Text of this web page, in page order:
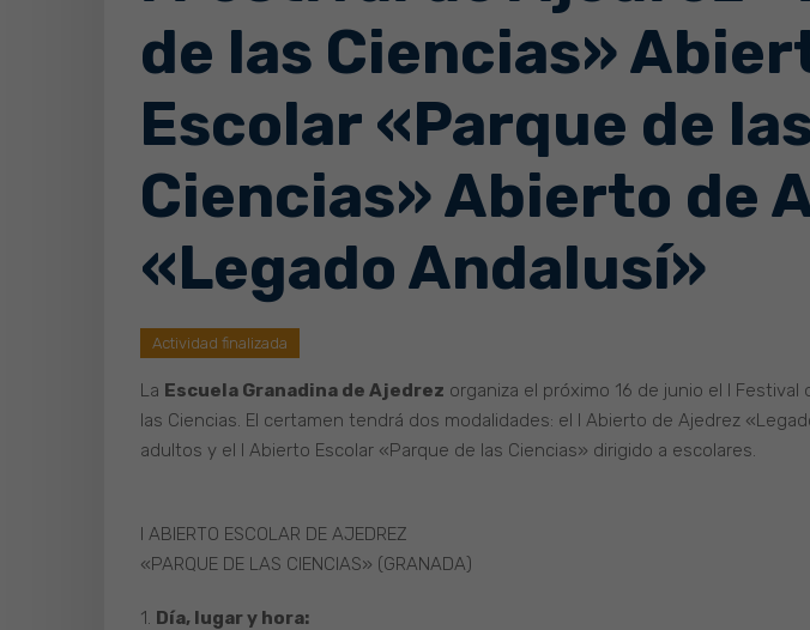
de las Ciencias»
Escolar «Parque de
Ciencias» Abierto de
«Legado Andalusí»
Actividad finalizada
La Escuela Granadina de Ajedrez organiza el próximo 16 de junio el I
las Ciencias. El certamen tendrá dos modalidades: el I Abierto de Ajedrez
adultos y el I Abierto Escolar «Parque de las Ciencias» dirigido a escolares.
I ABIERTO ESCOLAR DE AJEDREZ
«PARQUE DE LAS CIENCIAS» (GRANADA)
1. Día, lugar y hora: